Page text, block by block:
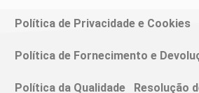
Política de Privacidade e Cookies
Política de Fornecimento e
Política da Qualidade Resolução